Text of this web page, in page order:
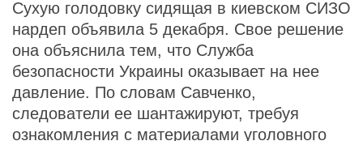
Сухую голодовку сидящая в киевском СИЗО
нардеп объявила 5 декабря. Свое решение
она объяснила тем, что Служба
безопасности Украины оказывает на нее
давление. По словам Савченко,
следователи ее шантажируют, требуя
ознакомления с материалами уголовного